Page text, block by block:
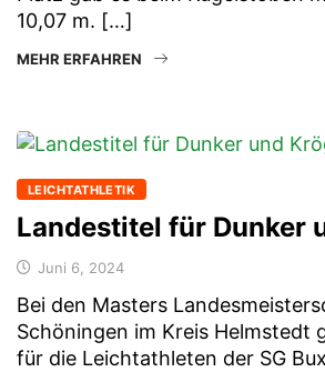
10,07 m. […]
MEHR ERFAHREN
LEICHTATHLETIK
Landestitel für Dunker
Juni 6, 2024
Bei den Masters
Schöningen im Kreis Helmstedt
für die Leichtathleten der SG